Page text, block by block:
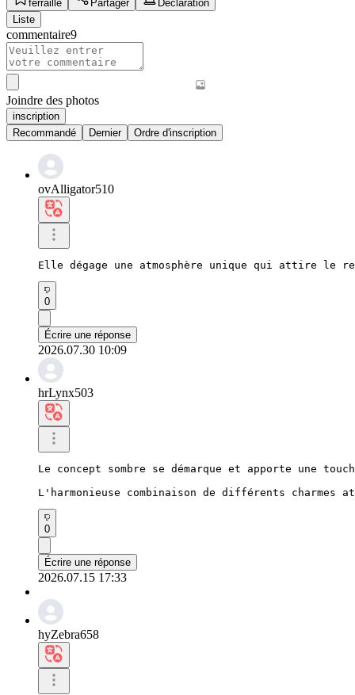
ferraille Partager
Déclaration
Liste
commentaire9
Joindre des photos
inscription
Recommandé
Dernier Ordre d'inscription
ovAlligator510
Elle dégage une atmosphère unique qui attire
0
Écrire une réponse
2026.07.30 10:09
hrLynx503
Le concept sombre se démarque et apporte une
L'harmonieuse combinaison de différents
0
Écrire une réponse
2026.07.15 17:33
hyZebra658